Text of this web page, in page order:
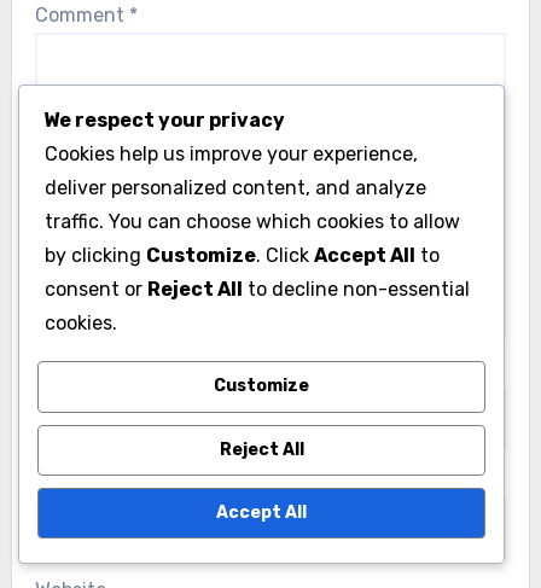
Comment *
Name
Email*
We respect your privacy
Cookies help us improve your experience,
deliver personalized content, and analyze
traffic. You can choose which cookies to allow
by clicking Customize. Click Accept All to
consent or Reject All to decline non-essential
cookies.
Customize
Reject All
Accept All